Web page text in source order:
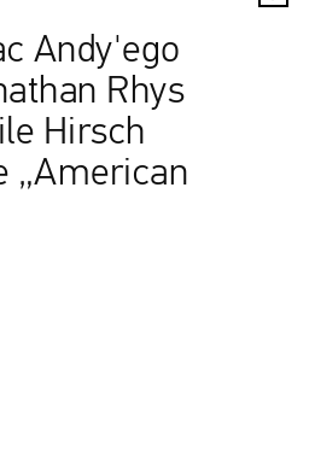
Andy'ego
Rhys
Hirsch
„American
FACEBOOK TWITTER